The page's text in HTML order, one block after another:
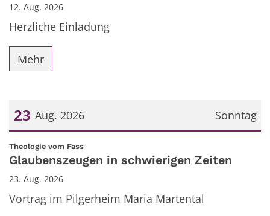
12. Aug. 2026
Herzliche Einladung
Mehr
Sonntag
23 Aug. 2026
Datum: 23. August 2026
Theologie vom Fass:
Glaubenszeugen in schwierigen Zeiten
23. Aug. 2026
Vortrag im Pilgerheim Maria Martental